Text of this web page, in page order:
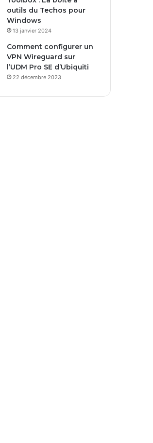
outils du Techos pour
Windows
13 janvier 2024
Comment configurer un
VPN Wireguard sur
l’UDM Pro SE d’Ubiquiti
22 décembre 2023